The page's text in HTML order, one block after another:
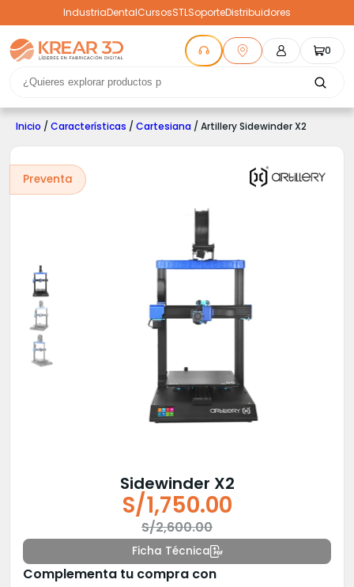
IndustriaDentalCursosSTLSoporteDistribuidores
0
Inicio / Características / Cartesiana / Artillery Sidewinder X2
Preventa
Sidewinder X2
S/2,600.00
precio
original
S/1,750.00
precio
actual
Ficha Técnica
Complementa tu compra con